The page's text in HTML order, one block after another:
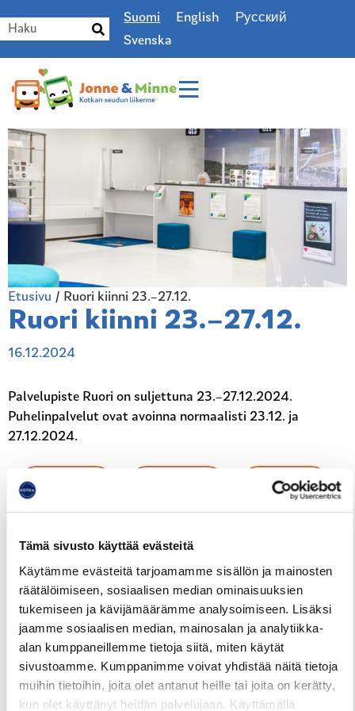
Tämä sivusto käyttää evästeitä
Käytämme evästeitä tarjoamamme sisällön ja mainosten
räätälöimiseen, sosiaalisen median ominaisuuksien
tukemiseen ja kävijämäärämme analysoimiseen. Lisäksi
jaamme sosiaalisen median, mainosalan ja analytiikka-
alan kumppaneillemme tietoja siitä, miten käytät
sivustoamme. Kumppanimme voivat yhdistää näitä tietoja
muihin tietoihin, joita olet antanut heille tai joita on kerätty,
kun olet käyttänyt heidän palvelujaan. Käyttämällä
Suomi English
Русский
Svenska
Etusivu / Ruori kiinni 23.–27.12.
Ruori kiinni 23.–27.12.
16.12.2024
Palvelupiste Ruori on suljettuna 23.–27.12.2024.
Puhelinpalvelut ovat avoinna normaalisti 23.12. ja
27.12.2024.
Reittiopas Hinnasto
Juhlapyhät ja loma-ajat